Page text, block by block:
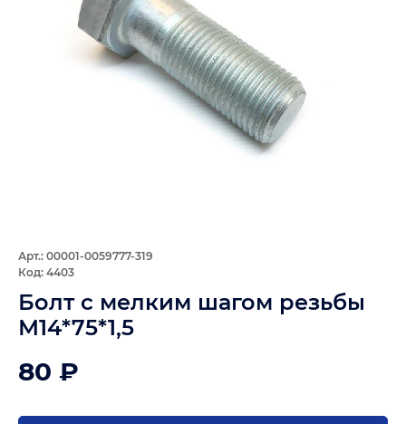
Арт.: 00001-0059777-319
Код: 4403
Болт с мелким шагом резьбы
М14*75*1,5
80 ₽